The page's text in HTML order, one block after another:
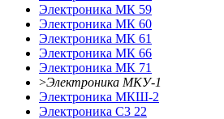
Электроника МК 59
Электроника МК 60
Электроника МК 61
Электроника МК 66
Электроника МК 71
>Электроника МКУ-1
Электроника МКШ-2
Электроника С3 22